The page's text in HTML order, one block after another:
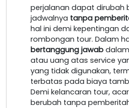
perjalanan dapat dirubah
jadwalnya tanpa
hal ini demi kepentingan
rombongan tour. Dalam
bertanggung jawab
atau uang atas service
yang tidak digunakan,
terbatas pada biaya
Demi kelancaran tour,
berubah tanpa